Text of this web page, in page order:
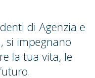
di Agenzia e
si impegnano
la tua vita, le